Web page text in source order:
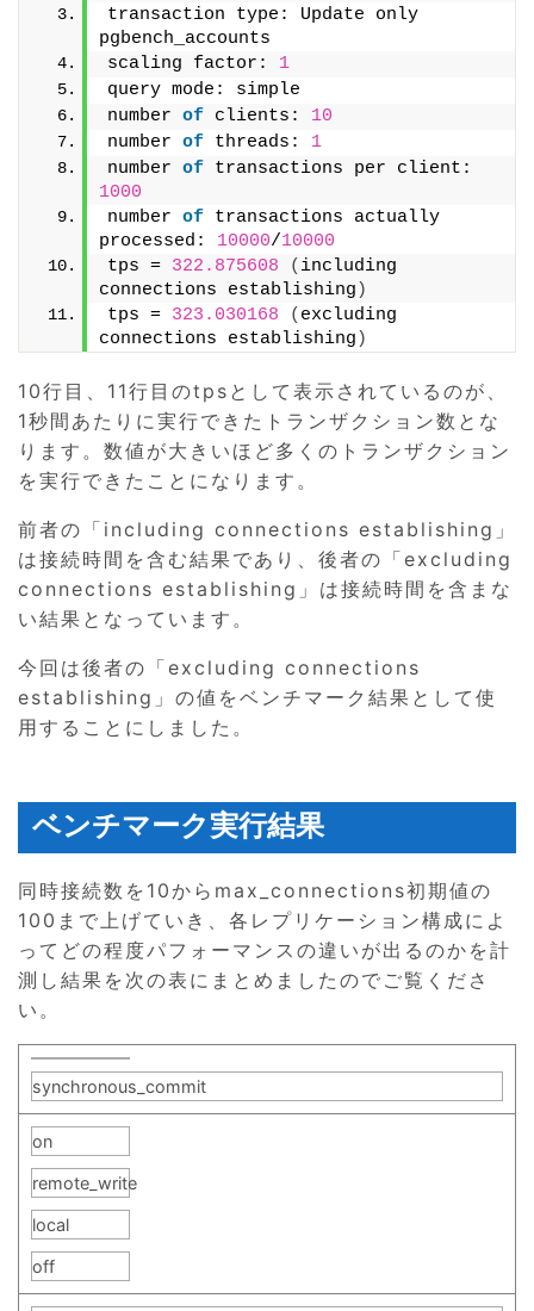
transaction type: Update only
pgbench_accounts
scaling factor: 1
query mode: simple
number of clients: 10
number of threads: 1
number of
1000
number of transactions actually
processed: 10000/10000
tps = 322.875608 ( including
connections establishing )
tps = 323.030168 ( excluding
connections establishing )
10行目、11行目のtpsとして表示されているのが、
1秒間あたりに実行できたトランザクション数とな
ります。数値が大きいほど多くのトランザクション
を実行できたことになります。
前者の「including connections establishing」
は接続時間を含む結果であり、後者の「excluding
connections establishing」は接続時間を含まな
い結果となっています。
今回は後者の「excluding connections
establishing」の値をベンチマーク結果として使
用することにしました。
ベンチマーク実行結果
同時接続数を10からmax_connections初期値の
100まで上げていき、各レプリケーション構成によ
ってどの程度パフォーマンスの違いが出るのかを計
測し結果を次の表にまとめましたのでご覧くださ
い。
synchronous_commit
on
remote_write
local
off